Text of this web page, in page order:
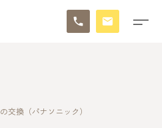
交換（パナソニック）